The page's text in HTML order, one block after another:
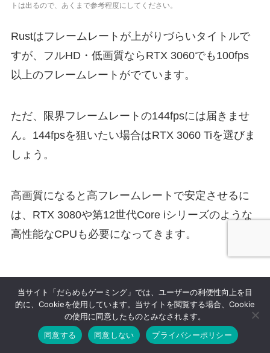
トは出るので、あくまで参考程度にしてください。
Rustはフレームレートが上がりづらいタイトルで
すが、フルHD・低画質ならRTX 3060でも100fps
以上のフレームレートがでています。
ただ、限界フレームレートの144fpsには届きませ
ん。144fpsを狙いたい場合はRTX 3060 Tiを選びま
しょう。
高画質になると高フレームレートで安定させるに
は、RTX 3080や第12世代Core iシリーズのような
高性能なCPUも必要になってきます。
原神
当サイト「だらめもゲーミング」では、ユーザーの利便性向上を目
的に、Cookieを使用しています。当サイトを閲覧する場合、Cookie
の使用に同意したものとみなされます。
同意する
同意しない プライバシーポリシー